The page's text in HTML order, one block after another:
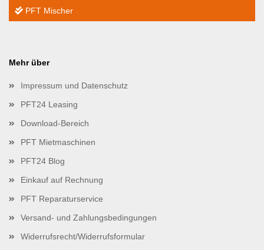
PFT Mischer
Mehr über
Impressum und Datenschutz
PFT24 Leasing
Download-Bereich
PFT Mietmaschinen
PFT24 Blog
Einkauf auf Rechnung
PFT Reparaturservice
Versand- und Zahlungsbedingungen
Widerrufsrecht/Widerrufsformular